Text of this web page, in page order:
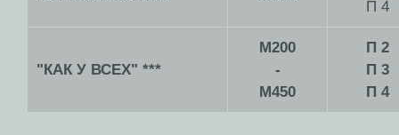
П 4
"КАК У ВСЕХ" ***
М200
-
M450
П 2
П 3
П 4